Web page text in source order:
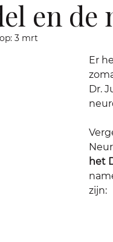
en de
3 mrt
Er
Dr.
het
zijn: